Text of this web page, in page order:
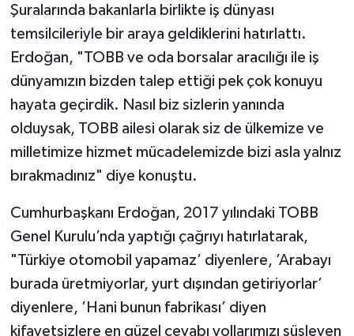
Şuralarında bakanlarla birlikte iş dünyası
temsilcileriyle bir araya geldiklerini hatırlattı.
Erdoğan, "TOBB ve oda borsalar aracılığı ile iş
dünyamızın bizden talep ettiği pek çok konuyu
hayata geçirdik. Nasıl biz sizlerin yanında
olduysak, TOBB ailesi olarak siz de ülkemize ve
milletimize hizmet mücadelemizde bizi asla yalnız
bırakmadınız" diye konuştu.
Cumhurbaşkanı Erdoğan, 2017 yılındaki TOBB
Genel Kurulu’nda yaptığı çağrıyı hatırlatarak,
"Türkiye otomobil yapamaz’ diyenlere, ’Arabayı
burada üretmiyorlar, yurt dışından getiriyorlar’
diyenlere, ’Hani bunun fabrikası’ diyen
kifayetsizlere en güzel cevabı yollarımızı süsleyen